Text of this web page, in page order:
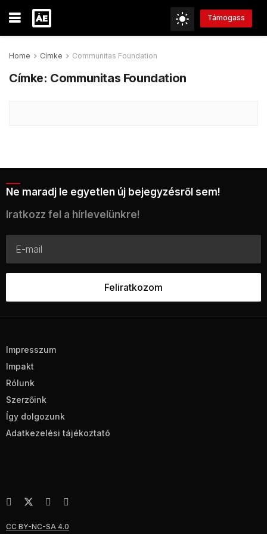
Támogass
Home Címke Communitas Foundation
Címke: Communitas Foundation
Ne maradj le egyetlen új bejegyzésről sem!
Iratkozz fel a hírlevelünkre!
Impresszum
Impakt
Rólunk
Szerzőink
Így dolgozunk
Adatkezelési tájékoztató
CC BY-NC-SA 4.0